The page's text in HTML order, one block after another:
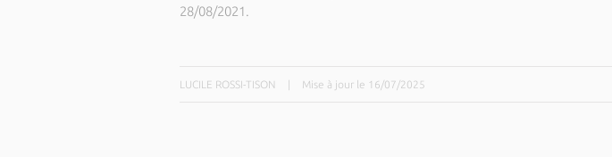
28/08/2021.
LUCILE ROSSI-TISON Mise à jour le 16/07/2025